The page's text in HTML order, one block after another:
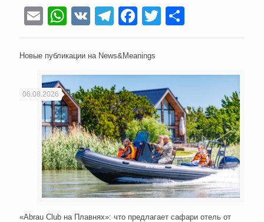
EmailWhatsApp
VKTelegram
Facebook
Twitter
Новые публикации на News&Meanings
06.08.2026
«Abrau Club на Плавнях»: что предлагает сафари отель от